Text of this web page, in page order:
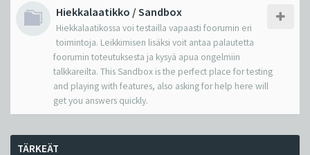
Hiekkalaatikko / Sandbox
Hiekkalaatikossa voi testailla vapaasti foorumin eri
toimintoja. Leikkimisen lisäksi voit antaa palautetta
foorumin toteutuksesta ja kysyä apua ongelmiin
talkkareilta. This Sandbox is the perfect place for testing
and playing with features, also asking for help here will
get you answers quickly.
TÄRKEÄT